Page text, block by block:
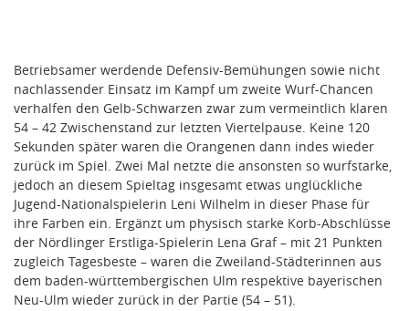
Betriebsamer werdende Defensiv-Bemühungen sowie nicht
nachlassender Einsatz im Kampf um zweite Wurf-Chancen
verhalfen den Gelb-Schwarzen zwar zum vermeintlich klaren
54 – 42 Zwischenstand zur letzten Viertelpause. Keine 120
Sekunden später waren die Orangenen dann indes wieder
zurück im Spiel. Zwei Mal netzte die ansonsten so wurfstarke,
jedoch an diesem Spieltag insgesamt etwas unglückliche
Jugend-Nationalspielerin Leni Wilhelm in dieser Phase für
ihre Farben ein. Ergänzt um physisch starke Korb-Abschlüsse
der Nördlinger Erstliga-Spielerin Lena Graf – mit 21 Punkten
zugleich Tagesbeste – waren die Zweiland-Städterinnen aus
dem baden-württembergischen Ulm respektive bayerischen
Neu-Ulm wieder zurück in der Partie (54 – 51).